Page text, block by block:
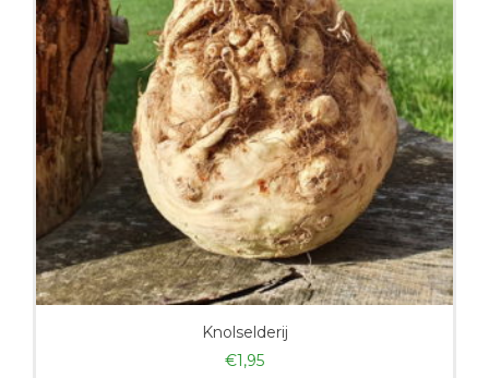
Knolselderij
€1,95